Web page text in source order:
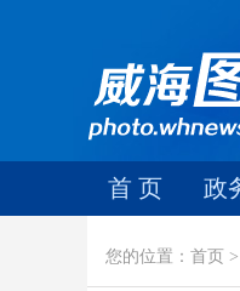
首 页 政
您的位置：首页